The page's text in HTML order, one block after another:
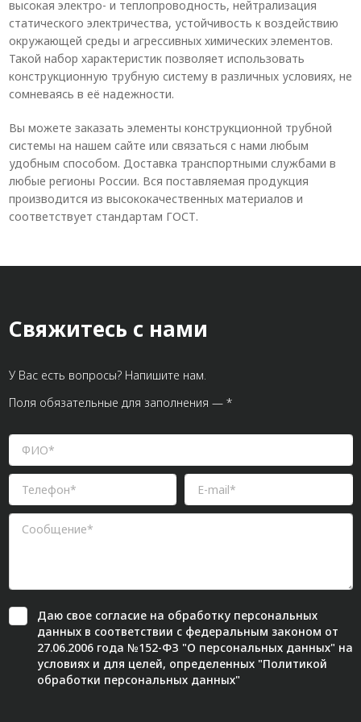
высокая электро- и теплопроводность, нейтрализация
статического электричества, устойчивость к воздействию
окружающей среды и агрессивных химических элементов.
Такой набор характеристик позволяет использовать
конструкционную трубную систему в различных условиях, не
сомневаясь в её надежности.
Вы можете заказать элементы конструкционной трубной
системы на нашем сайте или связаться с нами любым
удобным способом. Доставка транспортными службами в
любые регионы России. Вся поставляемая продукция
производится из высококачественных материалов и
соответствует стандартам ГОСТ.
Свяжитесь с нами
У Вас есть вопросы? Напишите нам.
Поля обязательные для заполнения — *
Даю свое согласиена обработку персональных
данных в соответствии с федеральным законом от
27.06.2006 года №152-ФЗ "О персональных данных" на
условиях и для целей, определенных "Политикой
обработки персональных данных"